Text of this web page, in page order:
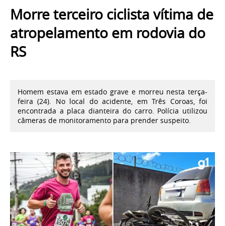
Morre terceiro ciclista vítima de
atropelamento em rodovia do
RS
Homem estava em estado grave e morreu nesta terça-
feira (24). No local do acidente, em Três Coroas, foi
encontrada a placa dianteira do carro. Polícia utilizou
câmeras de monitoramento para prender suspeito.